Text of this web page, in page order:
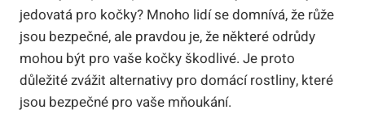
jedovatá pro kočky? Mnoho lidí se domnívá, že růže
jsou bezpečné, ale pravdou je, že některé odrůdy
mohou být pro vaše kočky škodlivé. Je proto
důležité zvážit alternativy pro domácí rostliny, které
jsou bezpečné pro vaše mňoukání.